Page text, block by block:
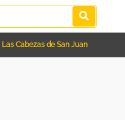
Las Cabezas de San Juan